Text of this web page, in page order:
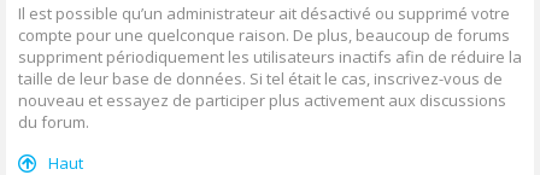
Il est possible qu’un administrateur ait désactivé ou supprimé votre
compte pour une quelconque raison. De plus, beaucoup de forums
suppriment périodiquement les utilisateurs inactifs afin de réduire la
taille de leur base de données. Si tel était le cas, inscrivez-vous de
nouveau et essayez de participer plus activement aux discussions
du forum.
Haut